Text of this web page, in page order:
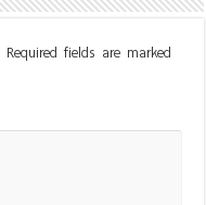
Required fields are marked